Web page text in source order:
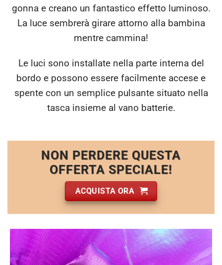
gonna e creano un fantastico effetto luminoso.
La luce sembrerà girare attorno alla bambina
mentre cammina!
Le luci sono installate nella parte interna del
bordo e possono essere facilmente accese e
spente con un semplice pulsante situato nella
tasca insieme al vano batterie.
NON PERDERE QUESTA
OFFERTA SPECIALE!
ACQUISTA ORA